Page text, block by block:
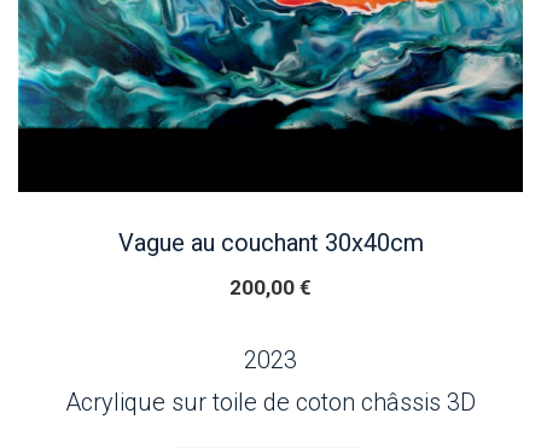
Vague au couchant 30x40cm
200,00 €
2023
Acrylique sur toile de coton châssis 3D